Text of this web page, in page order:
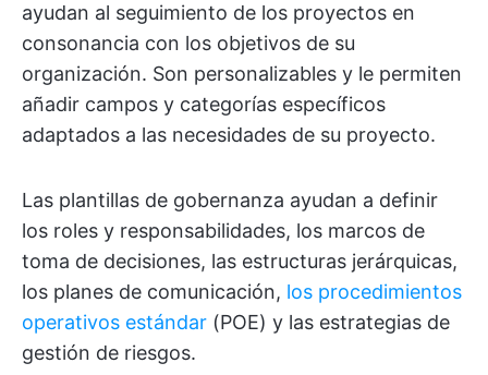
ayudan al seguimiento de los proyectos en
consonancia con los objetivos de su
organización. Son personalizables y le permiten
añadir campos y categorías específicos
adaptados a las necesidades de su proyecto.
Las plantillas de gobernanza ayudan a definir
los roles y responsabilidades, los marcos de
toma de decisiones, las estructuras jerárquicas,
los planes de comunicación, los procedimientos
operativos estándar (POE) y las estrategias de
gestión de riesgos.